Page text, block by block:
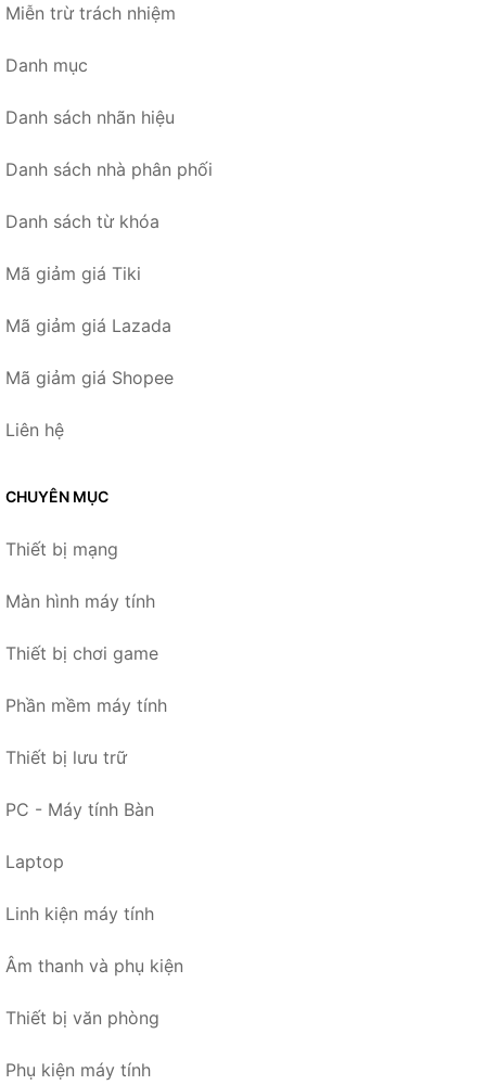
Miễn trừ trách nhiệm
Danh mục
Danh sách nhãn hiệu
Danh sách nhà phân phối
Danh sách từ khóa
Mã giảm giá Tiki
Mã giảm giá Lazada
Mã giảm giá Shopee
Liên hệ
CHUYÊN MỤC
Thiết bị mạng
Màn hình máy tính
Thiết bị chơi game
Phần mềm máy tính
Thiết bị lưu trữ
PC - Máy tính Bàn
Laptop
Linh kiện máy tính
Âm thanh và phụ kiện
Thiết bị văn phòng
Phụ kiện máy tính